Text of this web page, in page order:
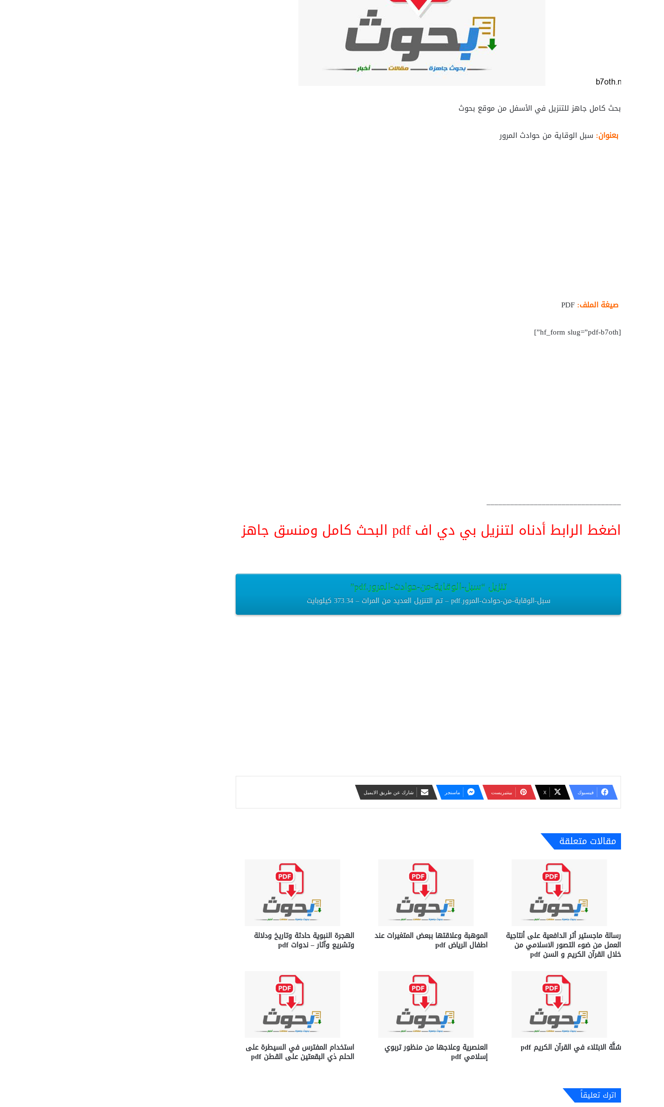
بحث كامل جاهز للتنزيل في الأسفل من موقع بحوث
بعنوان: سبل الوقاية من حوادث المرور
صيغة الملف:
[hf_form slug=”pdf-b7oth”]
__________________________________
اضغط الرابط أدناه لتنزيل بي دي اف pdf البحث كامل ومنسق جاهز
تنزيل “سبل-الوقاية-من-حوادث-المرور.pdf”
سبل-الوقاية-من-حوادث-المرور.pdf – تم التنزيل العديد من المرات – 373.34 كيلوبايت
فيسبوك ‫X بينتيريست ماسنجر شارك عن طريق الايميل
مقالات متعلقة
رسالة ماجستير أثر الدافعية على أنتاجية
العمل من ضوء التصور الاسلامي من
خلال القرآن الكريم و السن pdf
الموهبة وعلاقتها ببعض المتغيرات عند
اطفال الرياض pdf
الهجرة النبوية حادثة وتاريخ ودلالة
وتشريع وآثار – ندوات pdf
سُنَّة الابتلاء في القرآن الكريم pdf العنصرية وعلاجها من منظور تربوي
إسلامي pdf
استخدام المفترس في السيطرة على
الحلم ذي البقعتين على القطن pdf
اترك تعليقاً